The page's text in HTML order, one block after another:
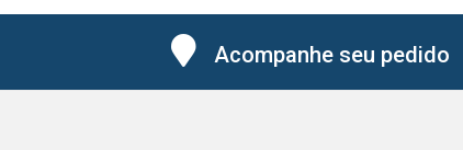
Acompanhe seu pedido